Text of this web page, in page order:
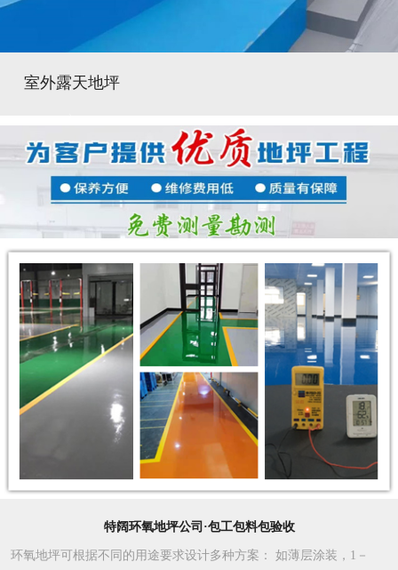
室外露天地坪
特阔环氧地坪公司·包工包料包验收
环氧地坪可根据不同的用途要求设计多种方案 ： 如薄层涂装，1－